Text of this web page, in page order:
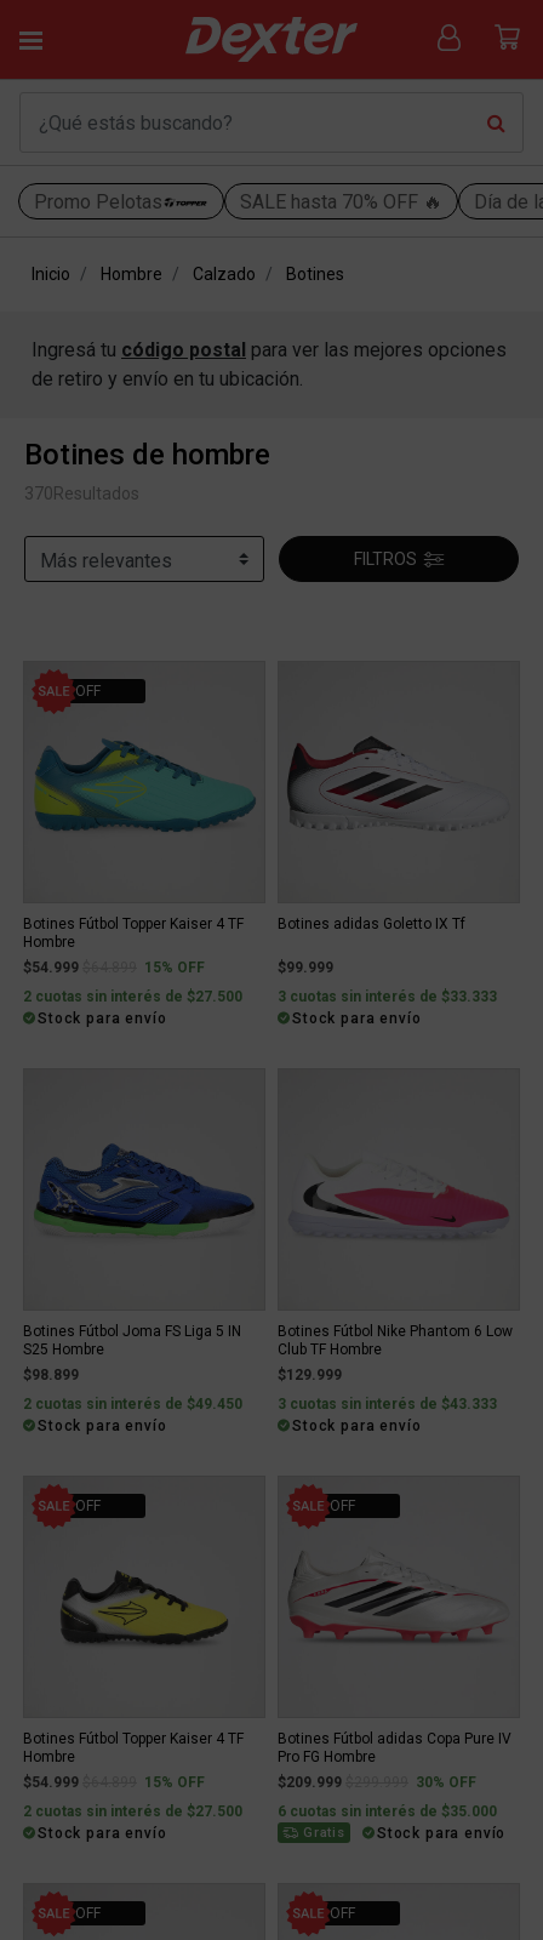
Promo Pelotas SALE hasta 70% OFF 🔥 Día de
Inicio Hombre Calzado Botines
Ingresá tu código postal para ver las mejores opciones
de retiro y envío en tu ubicación.
Botines de hombre
370Resultados
FILTROS
15% OFF
Botines Fútbol Topper Kaiser 4 TF
Hombre
$54.999
Price reduced from
to15% OFF
2 cuotas sin interés de $27.500
Stock para envío
Botines adidas Goletto IX Tf
$99.999
3 cuotas sin interés de $33.333
Stock para envío
Botines Fútbol Joma FS Liga 5 IN
S25 Hombre
$98.899
2 cuotas sin interés de $49.450
Stock para envío
Botines Fútbol Nike Phantom 6 Low
Club TF Hombre
$129.999
3 cuotas sin interés de $43.333
Stock para envío
15% OFF
Botines Fútbol Topper Kaiser 4 TF
Hombre
$54.999
Price reduced from
to15% OFF
2 cuotas sin interés de $27.500
Stock para envío
30% OFF
Botines Fútbol adidas Copa Pure IV
Pro FG Hombre
$209.999
Price reduced from
to30% OFF
6 cuotas sin interés de $35.000
Gratis Stock para envío
30% OFF 30% OFF